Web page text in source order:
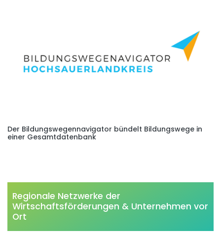
Der Bildungswegennavigator bündelt Bildungswege in
einer Gesamtdatenbank
Regionale Netzwerke der
Wirtschaftsförderungen & Unternehmen vor
Ort